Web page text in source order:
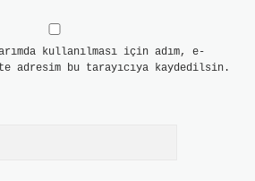
kullanılması için adım, e-
adresim bu tarayıcıya kaydedilsin.